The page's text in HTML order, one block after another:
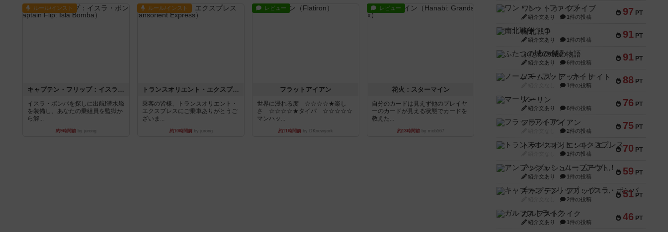
ルール/インスト
キャプテン・フリップ：イスラ・ボンバ
イスラ・ボンバを探しに出航!潜水艦
を装備し、あなたの乗組員を監獄か
ら解...
約9時間前 by jurong
ルール/インスト
トランスオリエント・エクスプレス
乗客の皆様、トランスオリエント・
エクスプレスにご乗車ありがとうご
ざいま...
約10時間前by jurong
レビュー
フラットアイアン
世界に浸れる度 ☆☆☆☆★楽し
さ ☆☆☆☆★タイパ ☆☆☆☆☆
マンハッ...
約11時間前 by DKnewyork
レビュー
花火：スターマイン
自分のカードは見えず他のプレイヤ
ーのカードが見える状態でカードを
教えた...
約13時間前by mob567
97 PT
ワン・トゥ・ファイブ
紹介文あり 1件の投稿
91 PT
南北戦争
紹介文あり 1件の投稿
91 PT
ふたつの城の物語
紹介文あり 6件の投稿
88 PT
ノームズ・アット・ナイト
1件の投稿
76 PT
マーリン
紹介文あり 6件の投稿
75 PT
フラットアイアン
2件の投稿
70 PT
トランスオリエント・エクスプレス
1件の投稿
59 PT
アンブッシュ！：ムーブアウト！
紹介文あり 1件の投稿
51 PT
キャプテン・フリップ：イスラ・ボンバ
2件の投稿
46 PT
ガルフストライク
紹介文あり 1件の投稿